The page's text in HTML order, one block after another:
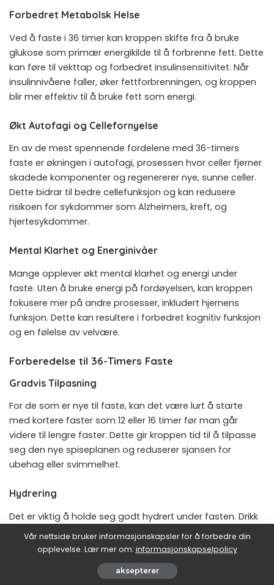
Forbedret Metabolsk Helse
Ved å faste i 36 timer kan kroppen skifte fra å bruke
glukose som primær energikilde til å forbrenne fett. Dette
kan føre til vekttap og forbedret insulinsensitivitet. Når
insulinnivåene faller, øker fettforbrenningen, og kroppen
blir mer effektiv til å bruke fett som energi.
Økt Autofagi og Cellefornyelse
En av de mest spennende fordelene med 36-timers
faste er økningen i autofagi, prosessen hvor celler fjerner
skadede komponenter og regenererer nye, sunne celler.
Dette bidrar til bedre cellefunksjon og kan redusere
risikoen for sykdommer som Alzheimers, kreft, og
hjertesykdommer.
Mental Klarhet og Energinivåer
Mange opplever økt mental klarhet og energi under
faste. Uten å bruke energi på fordøyelsen, kan kroppen
fokusere mer på andre prosesser, inkludert hjernens
funksjon. Dette kan resultere i forbedret kognitiv funksjon
og en følelse av velvære.
Forberedelse til 36-Timers Faste
Gradvis Tilpasning
For de som er nye til faste, kan det være lurt å starte
med kortere faster som 12 eller 16 timer før man går
videre til lengre faster. Dette gir kroppen tid til å tilpasse
seg den nye spiseplanen og reduserer sjansen for
ubehag eller svimmelhet.
Hydrering
Det er viktig å holde seg godt hydrert under fasten. Drikk
rikelig med vann, urtete, eller svart kaffe for å
opprettholde væskebalansen og redusere sultfølelsen.
Unngå søte drikker eller kunstige søtningsmidler, da disse
kan påvirke insulinnivåene og bryte fasten.
Vår nettside bruker informasjonskapsler for å forbedre din
opplevelse. Lær mer om: informasjonskapselpolicy
aksepterer